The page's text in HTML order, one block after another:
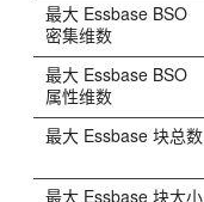
最大 Essbase BSO
密集维数
最大 Essbase BSO
属性维数
最大 Essbase 块总数
最大 Essbase 块大小